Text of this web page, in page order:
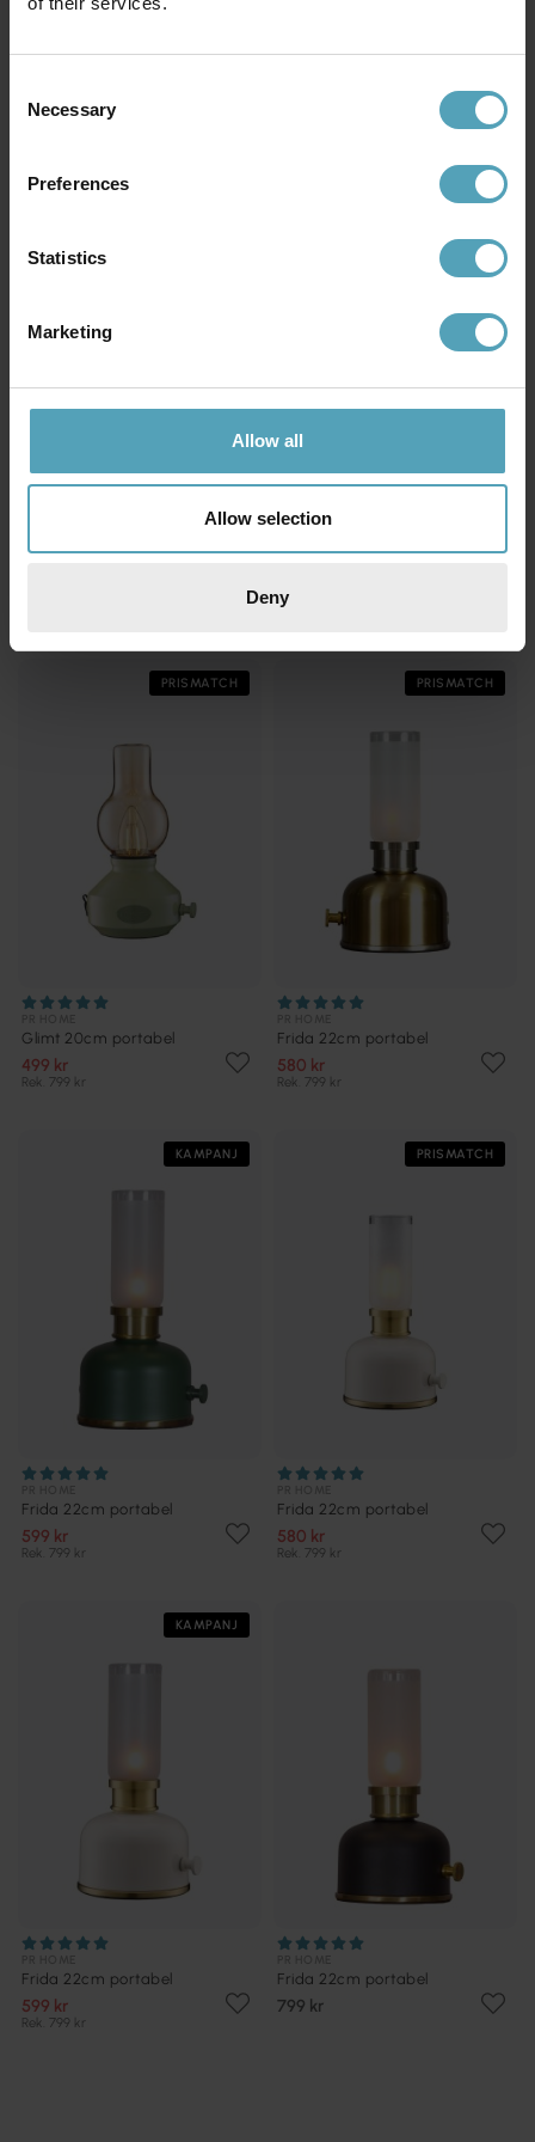
Selection
Necessary
Preferences
Statistics
Marketing
Allow all
Allow selection
Deny
879 kr
PR HOME PR HOME
365 kr
Rek. 799 kr
PRISMATCH
Glimt 20cm portabel
499 kr
Rek. 799 kr
PRISMATCH
Frida 22cm portabel
580 kr
Rek. 799 kr
KAMPANJ
Frida 22cm portabel
599 kr
Rek. 799 kr
PRISMATCH
Frida 22cm portabel
580 kr
Rek. 799 kr
KAMPANJ
Frida 22cm portabel
599 kr
Rek. 799 kr
Frida 22cm portabel
799 kr